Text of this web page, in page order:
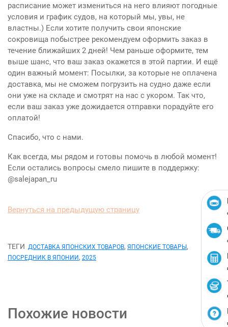
расписание может измениться на него влияют погодные
условия и график судов, на который мы, увы, не
властны.) Если хотите получить свои японские
сокровища побыстрее рекомендуем оформить заказ в
течение ближайших 2 дней! Чем раньше оформите, тем
выше шанс, что ваш заказ окажется в этой партии. И ещё
один важный момент: Посылки, за которые не оплачена
доставка, мы не сможем погрузить на судно даже если
они уже на складе и смотрят на нас с укором. Так что,
если ваш заказ уже дожидается отправки порадуйте его
оплатой!
Спасибо, что с нами.
Как всегда, мы рядом и готовы помочь в любой момент!
Если остались вопросы смело пишите в поддержку:
@salejapan_ru
Вернуться на предыдущую страницу
ТЕГИ ДОСТАВКА ЯПОНСКИХ ТОВАРОВ, ЯПОНСКИЕ ТОВАРЫ,
ПОСРЕДНИК В ЯПОНИИ, 2025
Похожие новости